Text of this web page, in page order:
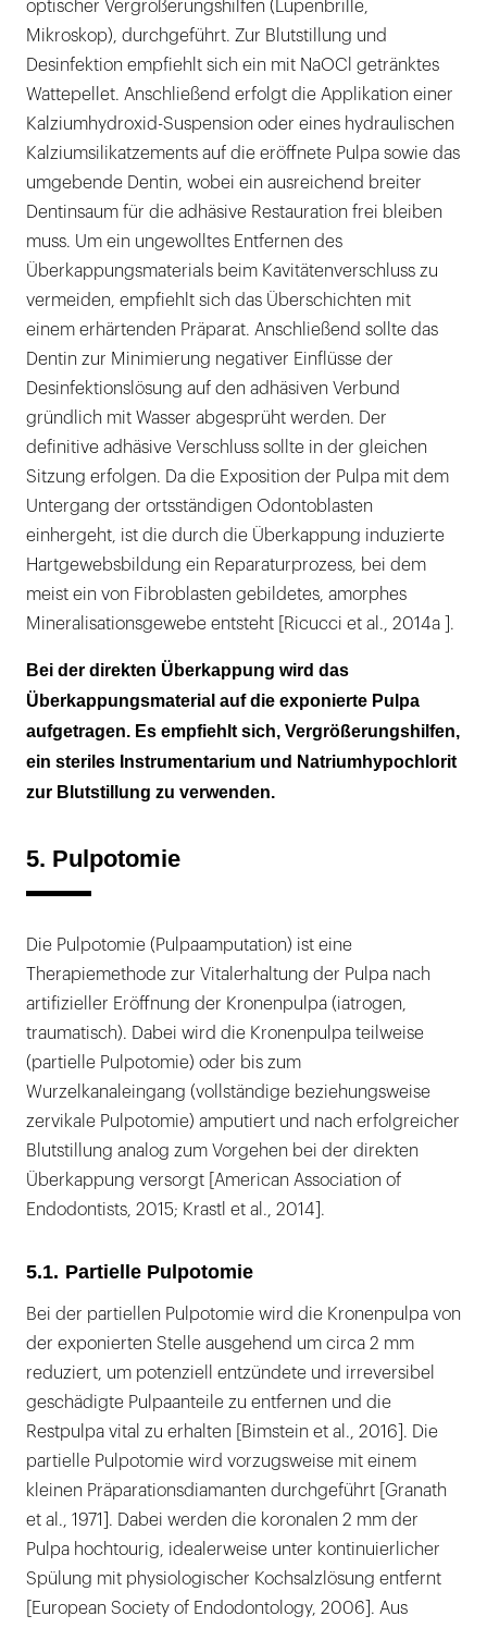
optischer Vergrößerungshilfen (Lupenbrille,
Mikroskop), durchgeführt. Zur Blutstillung und
Desinfektion empfiehlt sich ein mit NaOCl getränktes
Wattepellet. Anschließend erfolgt die Applikation einer
Kalziumhydroxid-Suspension oder eines hydraulischen
Kalziumsilikatzements auf die eröffnete Pulpa sowie das
umgebende Dentin, wobei ein ausreichend breiter
Dentinsaum für die adhäsive Restauration frei bleiben
muss. Um ein ungewolltes Entfernen des
Überkappungsmaterials beim Kavitätenverschluss zu
vermeiden, empfiehlt sich das Überschichten mit
einem erhärtenden Präparat. Anschließend sollte das
Dentin zur Minimierung negativer Einflüsse der
Desinfektionslösung auf den adhäsiven Verbund
gründlich mit Wasser abgesprüht werden. Der
definitive adhäsive Verschluss sollte in der gleichen
Sitzung erfolgen. Da die Exposition der Pulpa mit dem
Untergang der ortsständigen Odontoblasten
einhergeht, ist die durch die Überkappung induzierte
Hartgewebsbildung ein Reparaturprozess, bei dem
meist ein von Fibroblasten gebildetes, amorphes
Mineralisationsgewebe entsteht [Ricucci et al., 2014a ].
Bei der direkten Überkappung wird das
Überkappungsmaterial auf die exponierte Pulpa
aufgetragen. Es empfiehlt sich, Vergrößerungshilfen,
ein steriles Instrumentarium und Natriumhypochlorit
zur Blutstillung zu verwenden.
5. Pulpotomie
Die Pulpotomie (Pulpaamputation) ist eine
Therapiemethode zur Vitalerhaltung der Pulpa nach
artifizieller Eröffnung der Kronenpulpa (iatrogen,
traumatisch). Dabei wird die Kronenpulpa teilweise
(partielle Pulpotomie) oder bis zum
Wurzelkanaleingang (vollständige beziehungsweise
zervikale Pulpotomie) amputiert und nach erfolgreicher
Blutstillung analog zum Vorgehen bei der direkten
Überkappung versorgt [American Association of
Endodontists, 2015; Krastl et al., 2014].
5.1. Partielle Pulpotomie
Bei der partiellen Pulpotomie wird die Kronenpulpa von
der exponierten Stelle ausgehend um circa 2 mm
reduziert, um potenziell entzündete und irreversibel
geschädigte Pulpaanteile zu entfernen und die
Restpulpa vital zu erhalten [Bimstein et al., 2016]. Die
partielle Pulpotomie wird vorzugsweise mit einem
kleinen Präparationsdiamanten durchgeführt [Granath
et al., 1971]. Dabei werden die koronalen 2 mm der
Pulpa hochtourig, idealerweise unter kontinuierlicher
Spülung mit physiologischer Kochsalzlösung entfernt
[European Society of Endodontology, 2006]. Aus